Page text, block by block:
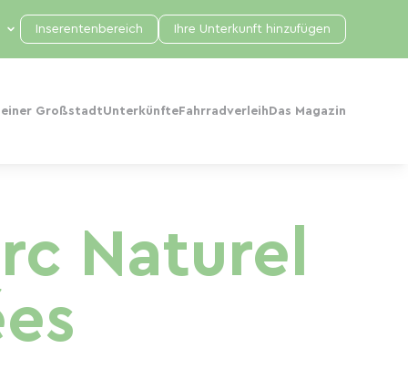
einer GroßstadtUnterkünfte Fahrradverleih Das Magazin
Inserentenbereich Ihre Unterkunft hinzufügen
Naturel